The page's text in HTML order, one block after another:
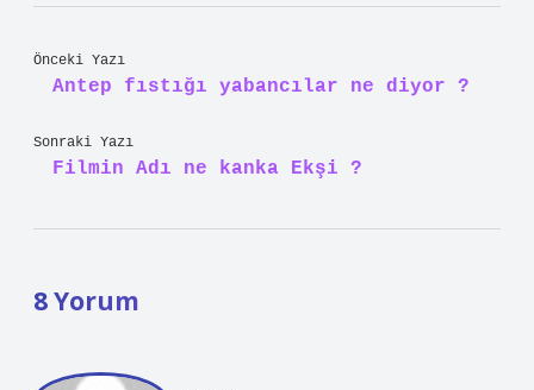
Önceki Yazı
Antep fıstığı yabancılar ne diyor ?
Sonraki Yazı
Filmin Adı ne kanka Ekşi ?
8 Yorum